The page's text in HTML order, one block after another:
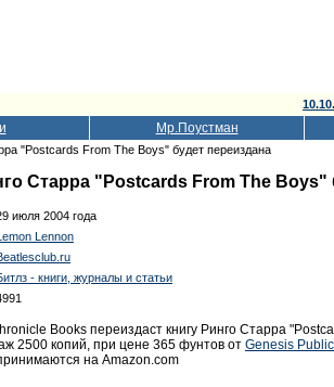
Мр.Поустман
"Postcards From The Boys" будет переиздана
Старра "Postcards From The Boys"
июля 2004 года
Lennon
- книги, журналы и статьи
Books переиздаст книгу Ринго Старра
2500 копий, при цене 365 фунтов от Genesis
на Amazon.com